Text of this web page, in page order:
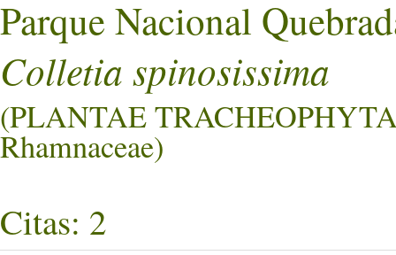
Parque Nacional
Colletia spinosissima
(PLANTAE
Rhamnaceae)
Citas: 2